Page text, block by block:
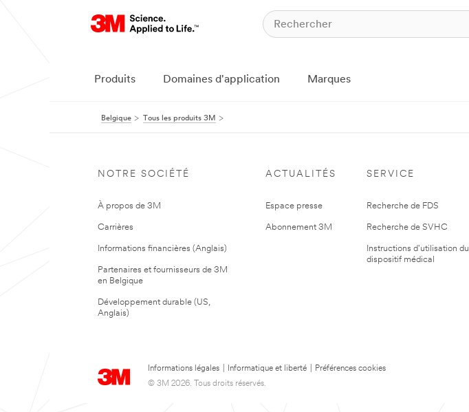
Produits Domaines d'application Marques
Belgique Tous les produits 3M
NOTRE SOCIÉTÉ
À propos de 3M
Carrières
Informations financières (Anglais)
Partenaires et fournisseurs de 3M
en Belgique
Développement durable (US,
Anglais)
ACTUALITÉS
Espace presse
Abonnement 3M
SERVICE
Recherche de FDS
Recherche de SVHC
Instructions d'utilisation du
dispositif médical
Informations légales Informatique et liberté
Préférences cookies
© 3M 2026. Tous droits réservés.